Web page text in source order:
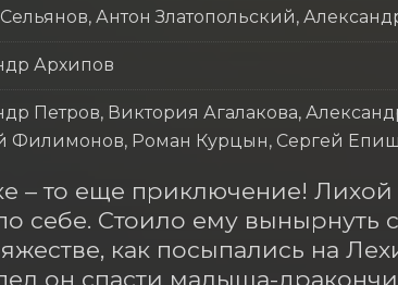
Антон Златопольский,
Архипов
Петров, Виктория Агалакова,
Филимонов, Роман Курцын, Сергей
– то еще приключение!
себе. Стоило ему вынырнуть
как посыпались на
он спасти малыша-